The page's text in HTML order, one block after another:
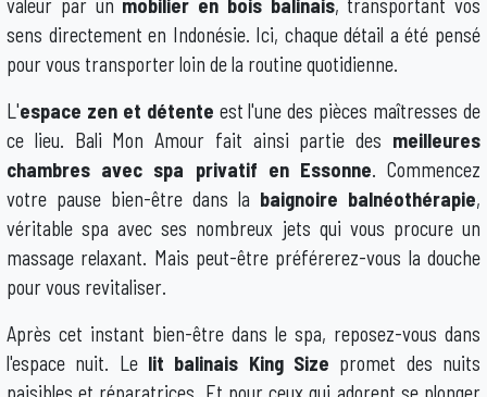
valeur par un mobilier en bois balinais, transportant vos
sens directement en Indonésie. Ici, chaque détail a été pensé
pour vous transporter loin de la routine quotidienne.
L'espace zen et détente est l'une des pièces maîtresses de
ce lieu. Bali Mon Amour fait ainsi partie des meilleures
chambres avec spa privatif en Essonne. Commencez
votre pause bien-être dans la baignoire balnéothérapie,
véritable spa avec ses nombreux jets qui vous procure un
massage relaxant. Mais peut-être préférerez-vous la douche
pour vous revitaliser.
Après cet instant bien-être dans le spa, reposez-vous dans
l'espace nuit. Lelit balinais King Size promet des nuits